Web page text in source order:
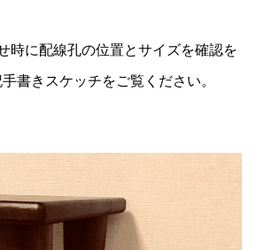
時に配線孔の位置とサイズを確認を
書きスケッチをご覧ください。